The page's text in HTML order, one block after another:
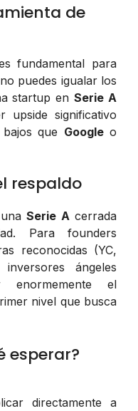
de
fundamental para
puedes igualar los
startup enSerie A
upside significativo
que Googleo
respaldo
Serie A cerrada
Para founders
reconocidas (YC,
ángeles
enormemente el
nivel que busca
esperar?
directamente a